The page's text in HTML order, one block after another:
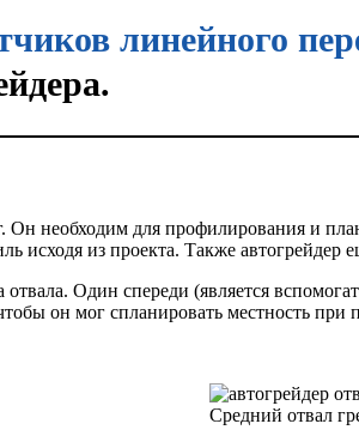
линейного
необходим для профилирования и
из проекта. Также автогрейдер
Один спереди (является
он мог спланировать местность
Средний отвал